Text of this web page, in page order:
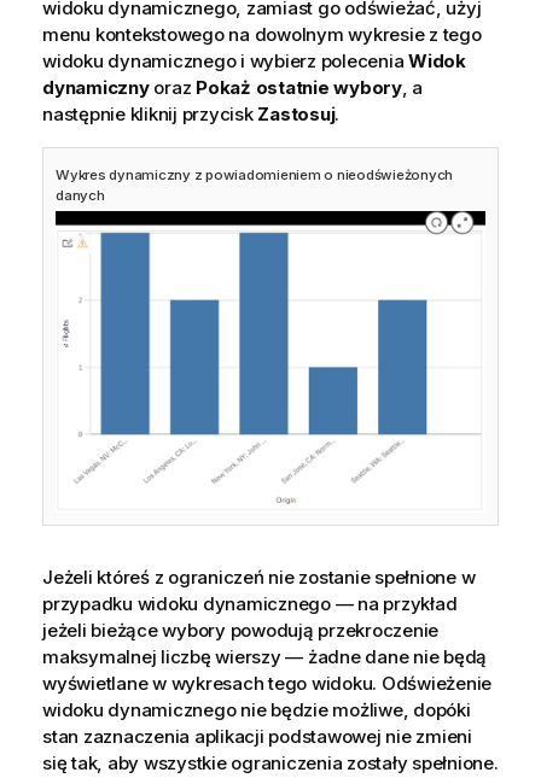
widoku dynamicznego, zamiast go odświeżać, użyj
menu kontekstowego na dowolnym wykresie z tego
widoku dynamicznego i wybierz polecenia Widok
dynamicznyoraz Pokaż ostatnie wybory, a
następnie kliknij przycisk Zastosuj.
Wykres dynamiczny z powiadomieniem o nieodświeżonych
danych
Jeżeli któreś z ograniczeń nie zostanie spełnione w
przypadku widoku dynamicznego — na przykład
jeżeli bieżące wybory powodują przekroczenie
maksymalnej liczbę wierszy — żadne dane nie będą
wyświetlane w wykresach tego widoku. Odświeżenie
widoku dynamicznego nie będzie możliwe, dopóki
stan zaznaczenia aplikacji podstawowej nie zmieni
się tak, aby wszystkie ograniczenia zostały spełnione.